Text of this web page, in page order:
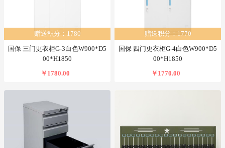
赠送积分：1780
国保 三门更衣柜G-3白色W900*D5
00*H1850
￥1780.00
赠送积分：1770
国保 四门更衣柜G-4白色W900*D5
00*H1850
￥1770.00